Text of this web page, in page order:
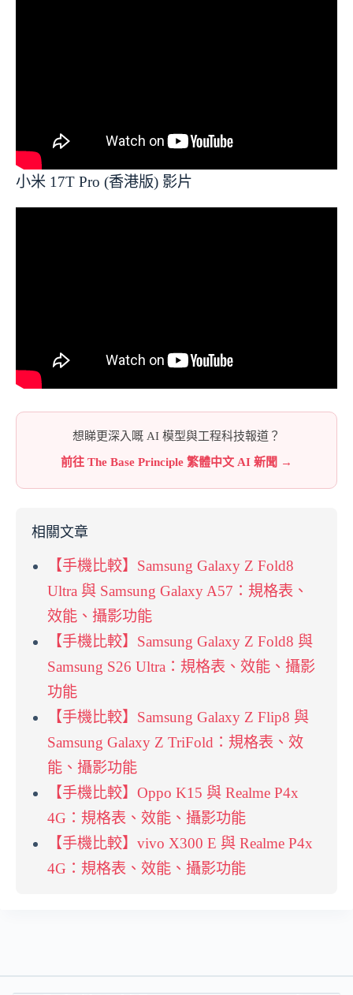
小米 17T Pro (香港版) 影片
想睇更深入嘅 AI 模型與工程科技報道？
前往 The Base Principle 繁體中文 AI 新聞 →
相關文章
【手機比較】Samsung Galaxy Z Fold8
Ultra 與 Samsung Galaxy A57：規格表、
效能、攝影功能
【手機比較】Samsung Galaxy Z Fold8 與
Samsung S26 Ultra：規格表、效能、攝影
功能
【手機比較】Samsung Galaxy Z Flip8 與
Samsung Galaxy Z TriFold：規格表、效
能、攝影功能
【手機比較】Oppo K15 與 Realme P4x
4G：規格表、效能、攝影功能
【手機比較】vivo X300 E 與 Realme P4x
4G：規格表、效能、攝影功能